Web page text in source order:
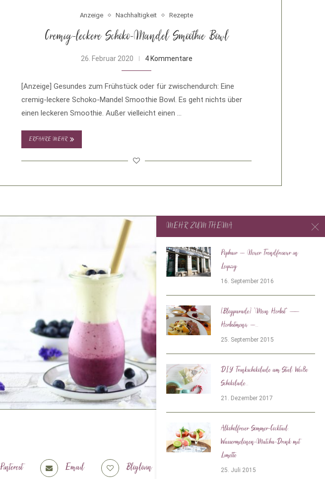
Anzeige Nachhaltigkeit Rezepte
Cremig-leckere Schoko-Mandel Smoothie Bowl
26. Februar 2020 4 Kommentare
[Anzeige] Gesundes zum Frühstück oder für zwischendurch: Eine
cremig-leckere Schoko-Mandel Smoothie Bowl. Es geht nichts über
einen leckeren Smoothie. Außer vielleicht einen …
ERFAHRE MEHR
Pinterest Email Bloglovin
MEHR ZUM THEMA
Pophair – Neuer Trendfriseur in
Leipzig
16. September 2016
[Blogparade] *Mein Herbst* —
Herbstmenü –...
25. September 2015
DIY Trinkschokolade am Stiel: Weiße
Schokolade...
21. Dezember 2017
Alkoholfreier Sommer-Cocktail:
Wassermelonen-Matcha-Drink mit
Limette
25. Juli 2015